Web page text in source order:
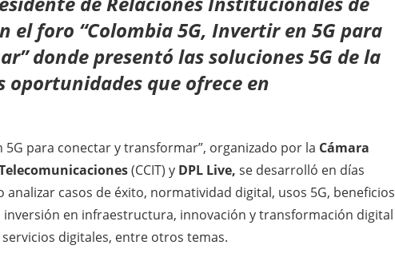
el foro “Colombia 5G, Invertir en 5G para
donde presentó las soluciones 5G de la
oportunidades que ofrece en
5G para conectar y transformar”, organizado por la Cámara
(CCIT) y DPL Live, se desarrolló en días
casos de éxito, normatividad digital, usos 5G, beneficios
en infraestructura, innovación y transformación digital
digitales, entre otros temas.